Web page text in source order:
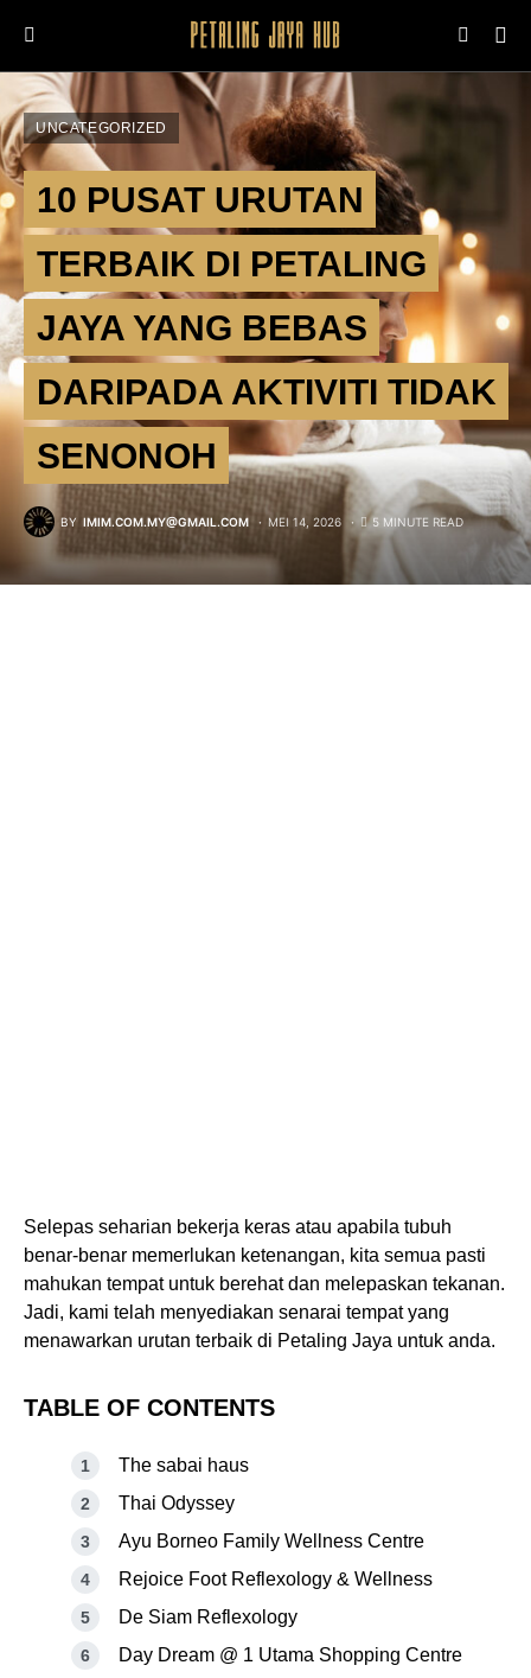
UNCATEGORIZED
10 PUSAT URUTAN
TERBAIK DI PETALING
JAYA YANG BEBAS
DARIPADA AKTIVITI TIDAK
SENONOH
BY IMIM.COM.MY@GMAIL.COM MEI 14, 2026 5 MINUTE READ
Selepas seharian bekerja keras atau apabila tubuh
benar-benar memerlukan ketenangan, kita semua pasti
mahukan tempat untuk berehat dan melepaskan tekanan.
Jadi, kami telah menyediakan senarai tempat yang
menawarkan urutan terbaik di Petaling Jaya untuk anda.
TABLE OF CONTENTS
The sabai haus
Thai Odyssey
Ayu Borneo Family Wellness Centre
Rejoice Foot Reflexology & Wellness
De Siam Reflexology
Day Dream @ 1 Utama Shopping Centre